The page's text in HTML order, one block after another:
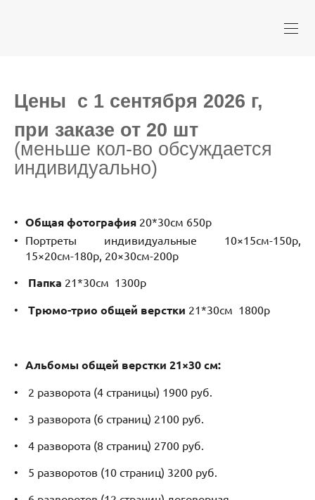
Цены с 1 сентября 2026 г,
при заказе от 20 шт
(меньше кол-во обсуждается
индивидуально)
Общая фотография 20*30см 650р
Портреты индивидуальные 10×15см-150р,
15×20см-180р, 20×30см-200р
Папка 21*30см 1300р
Трюмо-трио общей верстки 21*30см 1800р
Альбомы общей верстки 21×30 см:
2 разворота (4 страницы) 1900 руб.
3 разворота (6 страниц) 2100 руб.
4 разворота (8 страниц) 2700 руб.
5 разворотов (10 страниц) 3200 руб.